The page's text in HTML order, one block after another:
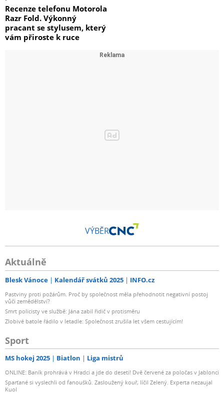
Recenze telefonu Motorola
Razr Fold. Výkonný
pracant se stylusem, který
vám přiroste k ruce
VÝBĚR
Aktuálně
Blesk Vánoce Kalendář svátků 2025 INFO.cz
Pastviny proti požárům. Proč by společnost měla přehodnotit negativní postoj
vůči zemědělství?
Smrt policisty ve službě: Jána zabil řidič v protisměru
Zlobivé batole řádilo v letadle: Společnost zrušila let všem cestujícím!
Sport
MS hokej 2025 Biatlon Liga mistrů
ONLINE: Baník prohrává v Hradci a jde do deseti! Dvě červené za poločas v Jablonci
Sparťané si vyslechli od fanoušků. Zasloužený kouř, líčil Zelený. Experta nezaujal
Kuol